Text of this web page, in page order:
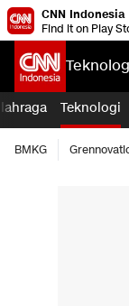
CNN Indonesia
Find it on Play
Teknologi
BMKG